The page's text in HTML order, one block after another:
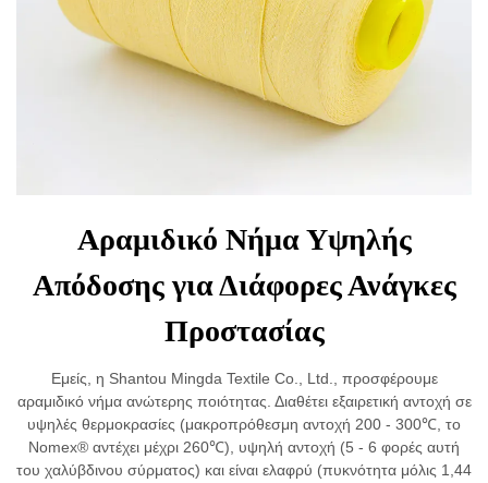
Αραμιδικό Νήμα Υψηλής
Απόδοσης για Διάφορες Ανάγκες
Προστασίας
Εμείς, η Shantou Mingda Textile Co., Ltd., προσφέρουμε
αραμιδικό νήμα ανώτερης ποιότητας. Διαθέτει εξαιρετική αντοχή σε
υψηλές θερμοκρασίες (μακροπρόθεσμη αντοχή 200 - 300℃, το
Nomex® αντέχει μέχρι 260℃), υψηλή αντοχή (5 - 6 φορές αυτή
του χαλύβδινου σύρματος) και είναι ελαφρύ (πυκνότητα μόλις 1,44